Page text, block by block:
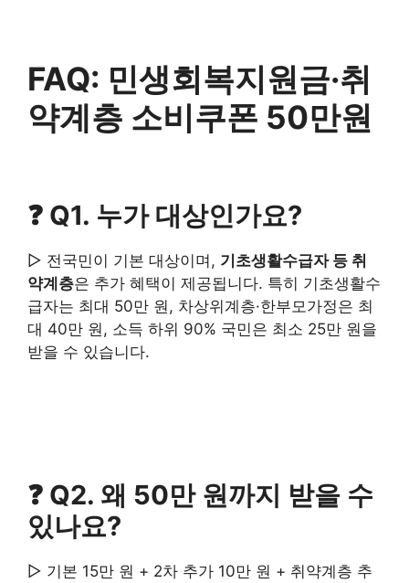
FAQ: 민생회복지원금·취
약계층 소비쿠폰 50만원
❓ Q1. 누가 대상인가요?
▷ 전국민이 기본 대상이며, 기초생활수급자 등 취
약계층은 추가 혜택이 제공됩니다. 특히 기초생활수
급자는 최대 50만 원, 차상위계층·한부모가정은 최
대 40만 원, 소득 하위 90% 국민은 최소 25만 원을
받을 수 있습니다.
❓ Q2. 왜 50만 원까지 받을 수
있나요?
▷ 기본 15만 원 + 2차 추가 10만 원 + 취약계층 추